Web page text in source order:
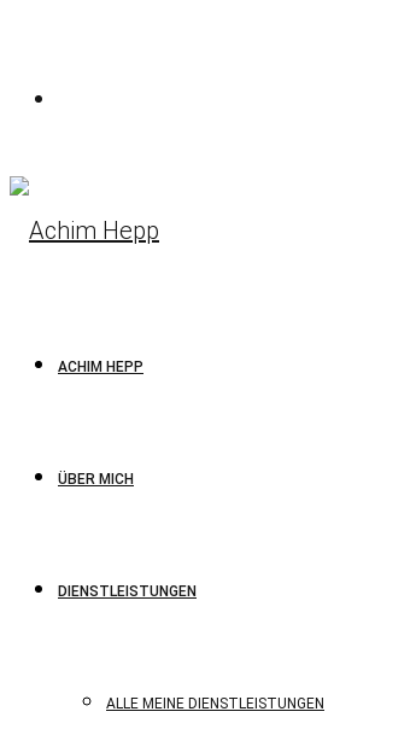
ACHIM HEPP
ÜBER MICH
DIENSTLEISTUNGEN
ALLE MEINE DIENSTLEISTUNGEN